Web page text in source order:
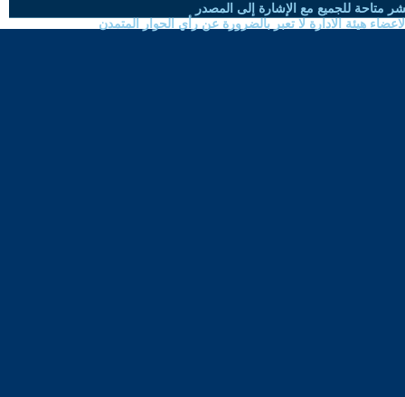
متاحة للجميع مع الإشارة إلى المصدر
هيئة الادارة لا تعبر بالضرورة عن رأي الحوار المتمدن